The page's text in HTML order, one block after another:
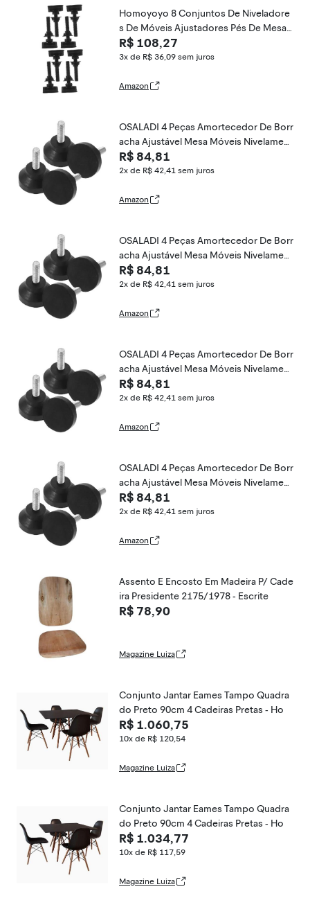
Homoyoyo 8 Conjuntos De Niveladore
s De Móveis Ajustadores Pés De Mesa
Pés Protetores Ajustáveis Niveladores
De Pernas Ajustáveis Pernas De Móveis
R$ 108,27
3x de R$ 36,09 sem juros
Amazon
OSALADI 4 Peças Amortecedor De Borr
acha Ajustável Mesa Móveis Nivelament
o Pés Calços De Móveis Ajustáveis ​​Nive
ladores De Móveis Máquina De Parafus
R$ 84,81
2x de R$ 42,41 sem juros
Amazon
OSALADI 4 Peças Amortecedor De Borr
acha Ajustável Mesa Móveis Nivelament
o Pés Calços De Móveis Ajustáveis ​​Nive
ladores De Móveis Máquina De Parafus
R$ 84,81
2x de R$ 42,41 sem juros
Amazon
OSALADI 4 Peças Amortecedor De Borr
acha Ajustável Mesa Móveis Nivelament
o Pés Calços De Móveis Ajustáveis ​​Nive
ladores De Móveis Máquina De Parafus
R$ 84,81
2x de R$ 42,41 sem juros
Amazon
OSALADI 4 Peças Amortecedor De Borr
acha Ajustável Mesa Móveis Nivelament
o Pés Calços De Móveis Ajustáveis ​​Nive
ladores De Móveis Máquina De Parafus
R$ 84,81
2x de R$ 42,41 sem juros
Amazon
Assento E Encosto Em Madeira P/ Cade
ira Presidente 2175/1978 - Escrite
R$ 78,90
Magazine Luiza
Conjunto Jantar Eames Tampo Quadra
do Preto 90cm 4 Cadeiras Pretas - Ho
R$ 1.060,75
10x de R$ 120,54
Magazine Luiza
Conjunto Jantar Eames Tampo Quadra
do Preto 90cm 4 Cadeiras Pretas - Ho
R$ 1.034,77
10x de R$ 117,59
Magazine Luiza